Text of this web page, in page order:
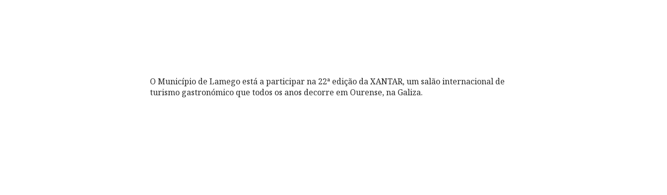
O Município de Lamego está a participar na 22ª edição da XANTAR, um salão internacional de
turismo gastronómico que todos os anos decorre em Ourense, na Galiza.